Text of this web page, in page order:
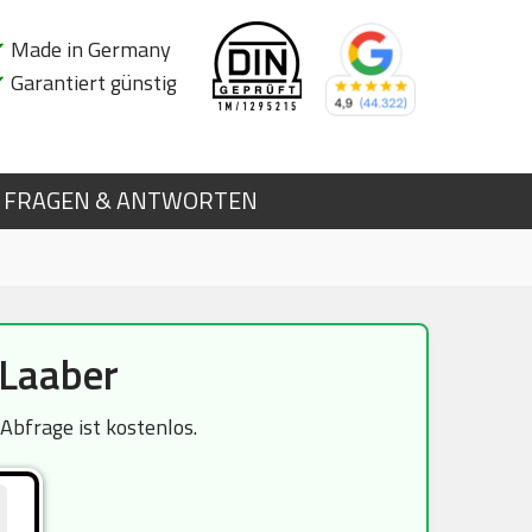
Made in Germany
Garantiert günstig
FRAGEN & ANTWORTEN
ist kostenlos.